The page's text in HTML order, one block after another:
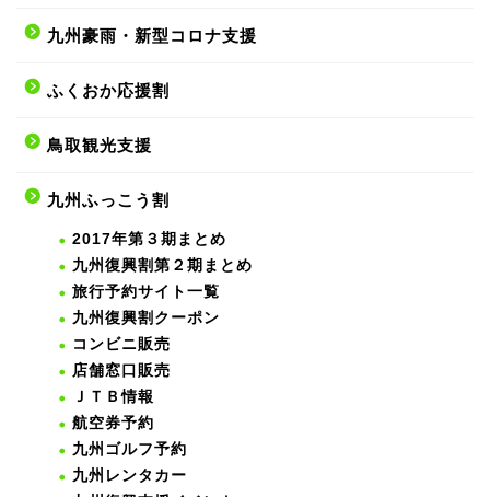
九州豪雨・新型コロナ支援
ふくおか応援割
鳥取観光支援
九州ふっこう割
2017年第３期まとめ
九州復興割第２期まとめ
旅行予約サイト一覧
九州復興割クーポン
コンビニ販売
店舗窓口販売
ＪＴＢ情報
航空券予約
九州ゴルフ予約
九州レンタカー